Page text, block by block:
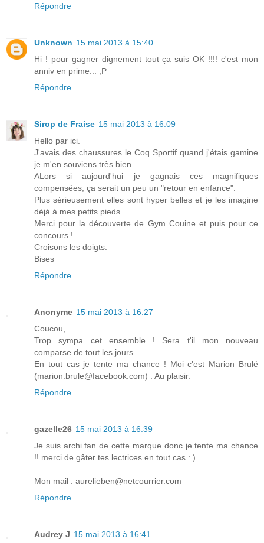
Répondre
Unknown 15 mai 2013 à 15:40
Hi ! pour gagner dignement tout ça suis OK !!!! c'est mon
anniv en prime... ;P
Répondre
Sirop de Fraise 15 mai 2013 à 16:09
Hello par ici.
J'avais des chaussures le Coq Sportif quand j'étais gamine
je m'en souviens très bien...
ALors si aujourd'hui je gagnais ces magnifiques
compensées, ça serait un peu un "retour en enfance".
Plus sérieusement elles sont hyper belles et je les imagine
déjà à mes petits pieds.
Merci pour la découverte de Gym Couine et puis pour ce
concours !
Croisons les doigts.
Bises
Répondre
Anonyme 15 mai 2013 à 16:27
Coucou,
Trop sympa cet ensemble ! Sera t'il mon nouveau
comparse de tout les jours...
En tout cas je tente ma chance ! Moi c'est Marion Brulé
(marion.brule@facebook.com) . Au plaisir.
Répondre
gazelle26 15 mai 2013 à 16:39
Je suis archi fan de cette marque donc je tente ma chance
!! merci de gâter tes lectrices en tout cas : )
Mon mail : aurelieben@netcourrier.com
Répondre
Audrey J 15 mai 2013 à 16:41